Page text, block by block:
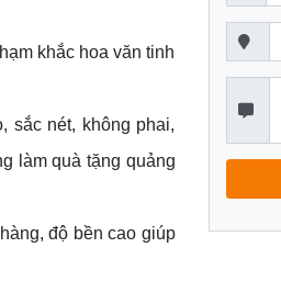
khắc hoa văn tinh
sắc nét, không phai,
làm quà tặng quảng
độ bền cao giúp